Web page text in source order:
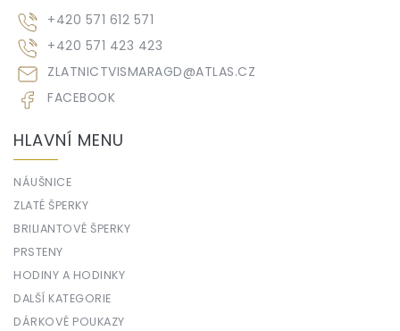
ZLATNICTVISMARAGD@ATLAS.CZ
+420 571 612 571
+420 571 423 423
FACEBOOK
HLAVNÍ MENU
NÁUŠNICE
ZLATÉ ŠPERKY
BRILIANTOVÉ ŠPERKY
PRSTENY
HODINY A HODINKY
DALŠÍ KATEGORIE
DÁRKOVÉ POUKAZY